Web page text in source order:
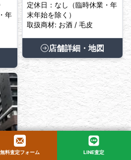
年
定休日：なし（臨時休業・年
末年始を除く）
取扱商材: お酒 / 毛皮
店舗詳細・地図
無料査定フォーム LINE査定